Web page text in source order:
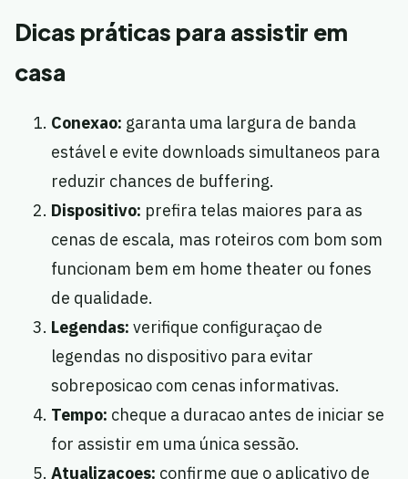
Dicas práticas para assistir em
casa
Conexao: garanta uma largura de banda
estável e evite downloads simultaneos para
reduzir chances de buffering.
Dispositivo: prefira telas maiores para as
cenas de escala, mas roteiros com bom som
funcionam bem em home theater ou fones
de qualidade.
Legendas: verifique configuraçao de
legendas no dispositivo para evitar
sobreposicao com cenas informativas.
Tempo: cheque a duracao antes de iniciar se
for assistir em uma única sessão.
Atualizacoes: confirme que o aplicativo de